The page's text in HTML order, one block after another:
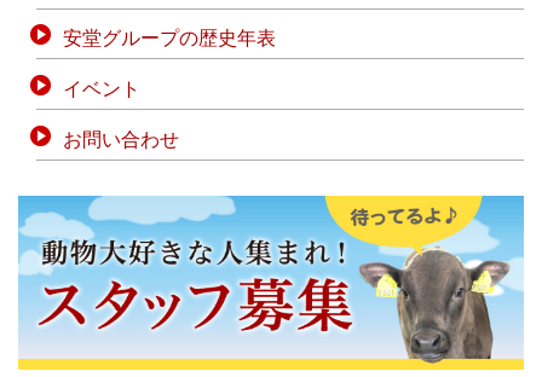
安堂グループの歴史年表
イベント
お問い合わせ